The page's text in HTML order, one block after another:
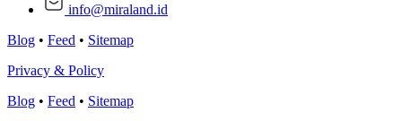
info@miraland.id
Blog • Feed • Sitemap
Privacy & Policy
Blog • Feed • Sitemap